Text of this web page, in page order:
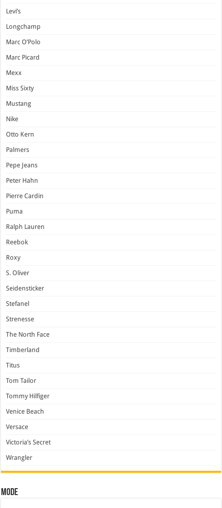
Levi’s
Longchamp
Marc O’Polo
Marc Picard
Mexx
Miss Sixty
Mustang
Nike
Otto Kern
Palmers
Pepe Jeans
Peter Hahn
Pierre Cardin
Puma
Ralph Lauren
Reebok
Roxy
S. Oliver
Seidensticker
Stefanel
Strenesse
The North Face
Timberland
Titus
Tom Tailor
Tommy Hilfiger
Venice Beach
Versace
Victoria’s Secret
Wrangler
Mode